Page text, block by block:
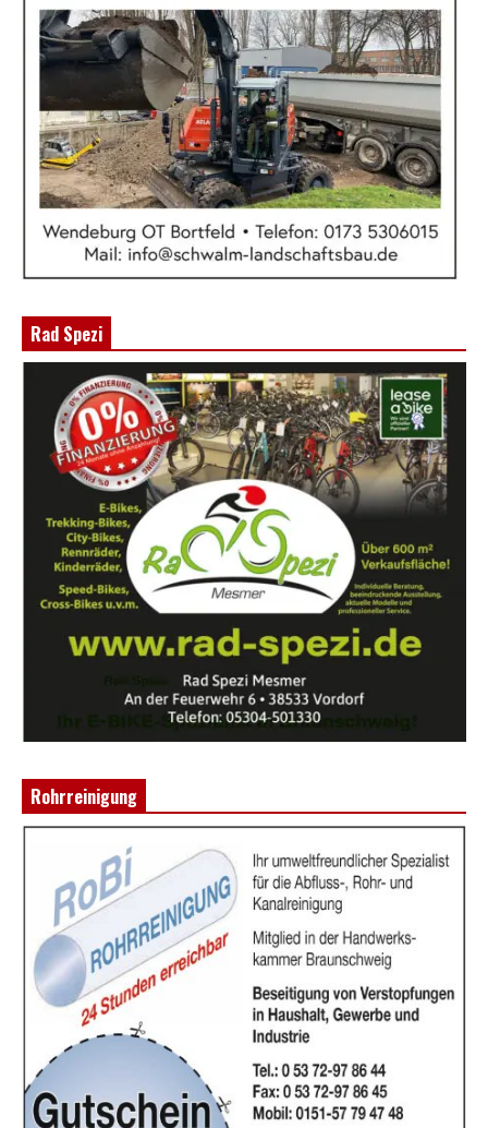
Rad Spezi
Rohrreinigung